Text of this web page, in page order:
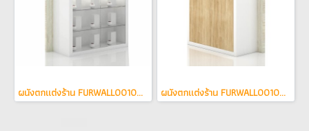
ผนังตกแต่งร้าน FURWALL0010001 ผนังตกแต่งร้าน FURWALL0010003